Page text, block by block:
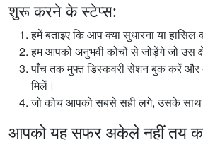
शुरू करने के स्टेप्स:
हमें बताइए कि आप क्या सुधारना या हासिल
हम आपको अनुभवी कोचों से जोड़ेंगे जो उस
पाँच तक मुफ्त डिस्कवरी सेशन बुक करें
मिलें।
जो कोच आपको सबसे सही लगे, उसके
आपको यह सफर अकेले नहीं तय